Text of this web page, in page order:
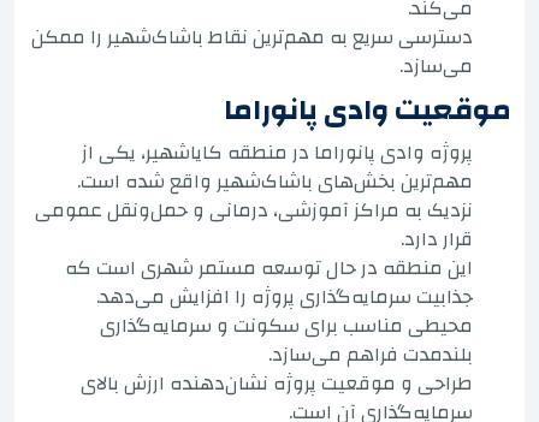
می‌کند.
دسترسی سریع به مهم‌ترین نقاط باشاک‌شهیر را ممکن
می‌سازد.
موقعیت وادی پانوراما
پروژه وادی پانوراما در منطقه کایا‌شهیر، یکی از
مهم‌ترین بخش‌های باشاک‌شهیر واقع شده است.
نزدیک به مراکز آموزشی، درمانی و حمل‌ونقل عمومی
قرار دارد.
این منطقه در حال توسعه مستمر شهری است که
جذابیت سرمایه‌گذاری پروژه را افزایش می‌دهد.
محیطی مناسب برای سکونت و سرمایه‌گذاری
بلندمدت فراهم می‌سازد.
طراحی و موقعیت پروژه نشان‌دهنده ارزش بالای
سرمایه‌گذاری آن است.